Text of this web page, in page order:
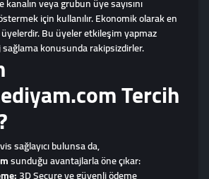
için kullanılır. Ekonomik olarak en
Bu üyeler etkileşim yapmaz
konusunda rakipsizdirler.
Tercih
sağlayıcı bulunsa da,
sunduğu avantajlarla öne çıkar: